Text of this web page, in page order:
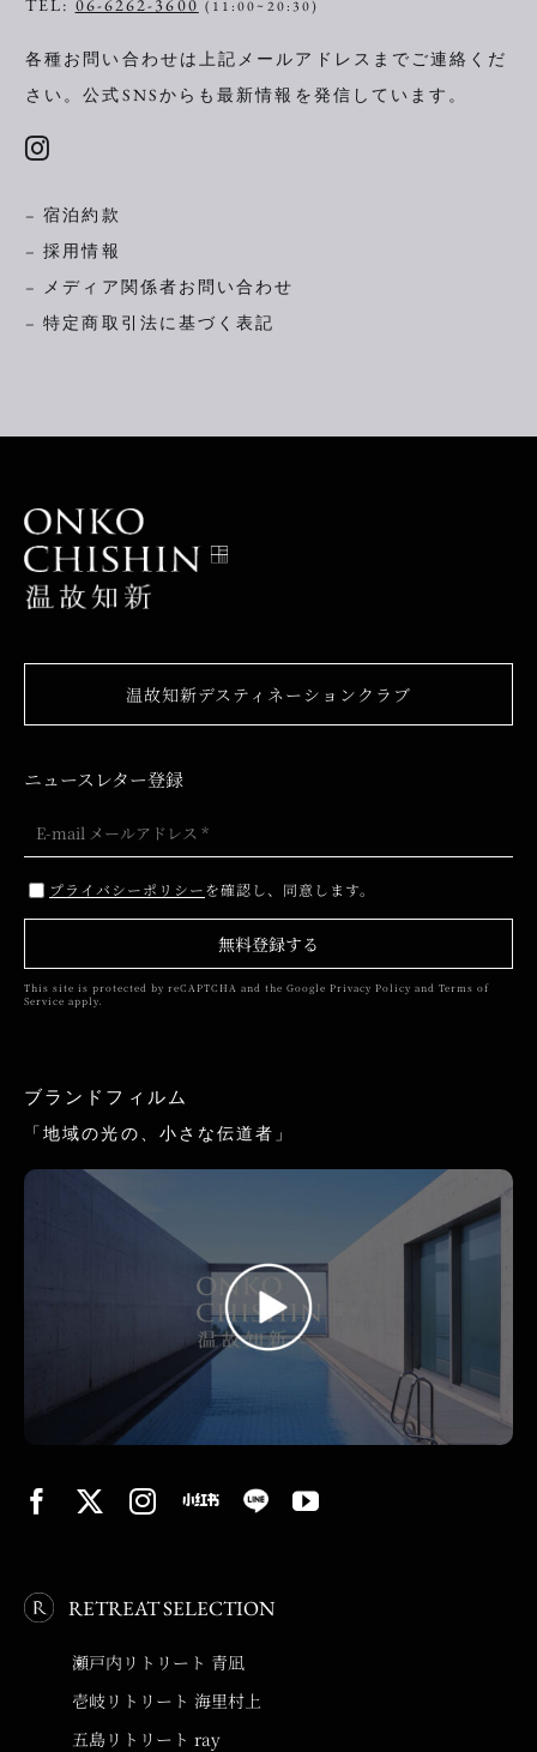
TEL: 06-6262-3600 (11:00~20:30)
各種お問い合わせは上記メールアドレスまでご連絡くだ
さい。公式SNSからも最新情報を発信しています。
– 宿泊約款
– 採用情報
– メディア関係者お問い合わせ
– 特定商取引法に基づく表記
温故知新デスティネーションクラブ
ニュースレター登録
プライバシーポリシーを確認し、同意します。
無料登録する
This site is protected by reCAPTCHA and the Google Privacy Policy and Terms of
Service apply.
ブランドフィルム
「地域の光の、小さな伝道者」
RETREAT SELECTION
瀬戸内リトリート 青凪
壱岐リトリート 海里村上
五島リトリート ray